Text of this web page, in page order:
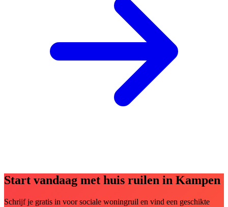
Start vandaag met huis ruilen in Kampen
Schrijf je gratis in voor sociale woningruil en vind een geschikte